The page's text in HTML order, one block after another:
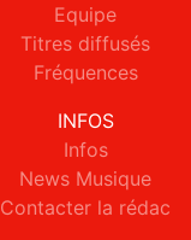
Equipe
Titres diffusés
Fréquences
INFOS
Infos
News Musique
Contacter la rédac